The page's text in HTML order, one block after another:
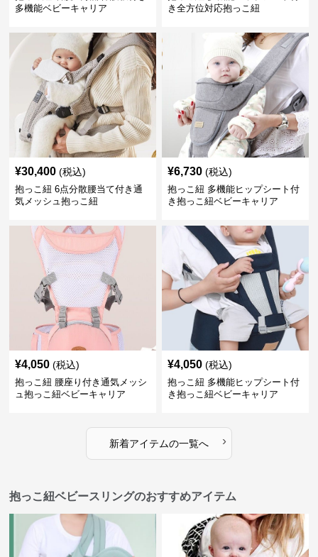
多機能ベビーキャリア
き全方位対応抱っこ紐
¥30,400 (税込)
抱っこ紐 6点分散腰当て付き通
気メッシュ抱っこ紐
¥6,730 (税込)
抱っこ紐 多機能ヒップシート付
き抱っこ紐ベビーキャリア
¥4,050 (税込)
抱っこ紐 腰座り付き通気メッシ
ュ抱っこ紐ベビーキャリア
¥4,050 (税込)
抱っこ紐 多機能ヒップシート付
き抱っこ紐ベビーキャリア
新着アイテムの一覧へ ›
抱っこ紐ベビースリングのおすすめアイテム